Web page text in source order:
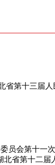
第十三届
员会第十
省第十二